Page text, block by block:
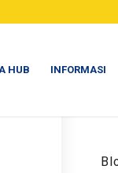
HUB INFORMASI